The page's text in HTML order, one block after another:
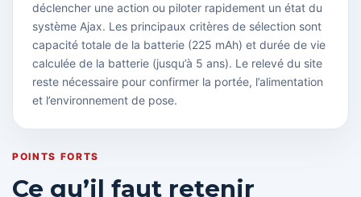
déclencher une action ou piloter rapidement un état du
système Ajax. Les principaux critères de sélection sont
capacité totale de la batterie (225 mAh) et durée de vie
calculée de la batterie (jusqu’à 5 ans). Le relevé du site
reste nécessaire pour confirmer la portée, l’alimentation
et l’environnement de pose.
POINTS FORTS
Ce qu’il faut retenir